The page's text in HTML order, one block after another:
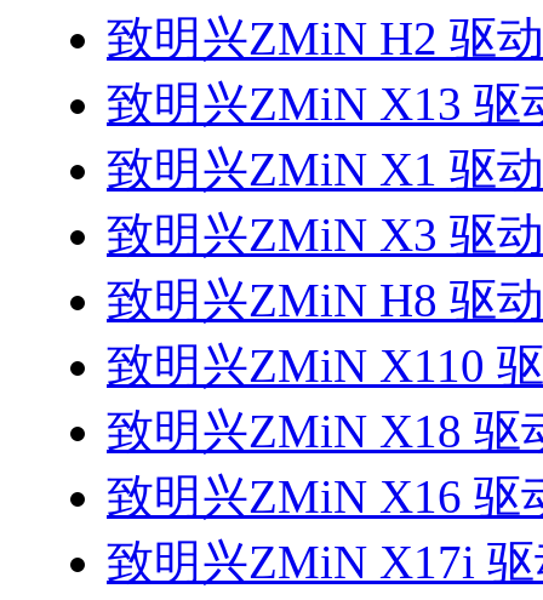
致明兴ZMiN H2 驱动
致明兴ZMiN X13 驱
致明兴ZMiN X1 驱动
致明兴ZMiN X3 驱动
致明兴ZMiN H8 驱动
致明兴ZMiN X110
致明兴ZMiN X18 驱
致明兴ZMiN X16 驱
致明兴ZMiN X17i